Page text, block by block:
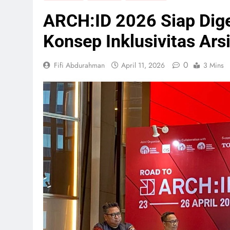
CSIS:
ARCH:ID 2026 Siap
Konsep Inklusivitas
Fifi Abdurahman April 11, 2026 0 3 Mins